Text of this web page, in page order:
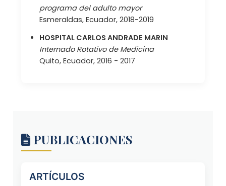
programa del adulto mayor
Esmeraldas, Ecuador, 2018-2019
HOSPITAL CARLOS ANDRADE MARIN
Internado Rotativo de Medicina
Quito, Ecuador, 2016 - 2017
PUBLICACIONES
ARTÍCULOS